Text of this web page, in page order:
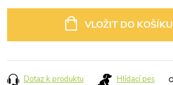
VLOŽIT DO KOŠÍKU
Dotaz k produktu Hlídací pes